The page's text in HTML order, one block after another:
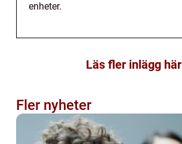
enheter.
Läs fler inlägg här
Fler nyheter